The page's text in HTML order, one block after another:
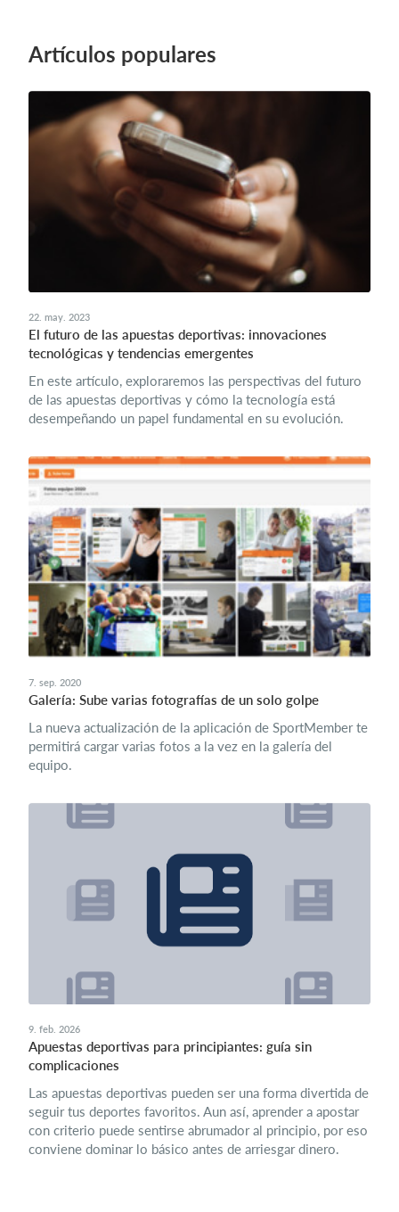
Artículos populares
22. may. 2023
El futuro de las apuestas deportivas: innovaciones
tecnológicas y tendencias emergentes
En este artículo, exploraremos las perspectivas del futuro
de las apuestas deportivas y cómo la tecnología está
desempeñando un papel fundamental en su evolución.
7. sep. 2020
Galería: Sube varias fotografías de un solo golpe
La nueva actualización de la aplicación de SportMember te
permitirá cargar varias fotos a la vez en la galería del
equipo.
9. feb. 2026
Apuestas deportivas para principiantes: guía sin
complicaciones
Las apuestas deportivas pueden ser una forma divertida de
seguir tus deportes favoritos. Aun así, aprender a apostar
con criterio puede sentirse abrumador al principio, por eso
conviene dominar lo básico antes de arriesgar dinero.